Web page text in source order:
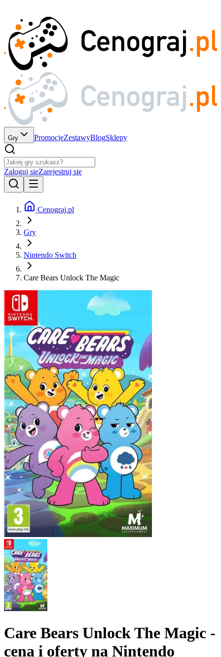
Gry PromocjeZestawyBlogSklepy
Zaloguj sięZarejestruj się
Cenograj.pl
Gry
Nintendo Switch
Care Bears Unlock The Magic
Care Bears Unlock The Magic -
cena i oferty na Nintendo